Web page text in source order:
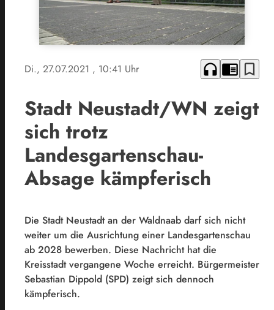
Di., 27.07.2021 , 10:41 Uhr headphones chrome_reader_mode bookmark_border
Stadt Neustadt/WN zeigt
sich trotz
Landesgartenschau-
Absage kämpferisch
Die Stadt Neustadt an der Waldnaab darf sich nicht
weiter um die Ausrichtung einer Landesgartenschau
ab 2028 bewerben. Diese Nachricht hat die
Kreisstadt vergangene Woche erreicht. Bürgermeister
Sebastian Dippold (SPD) zeigt sich dennoch
kämpferisch.